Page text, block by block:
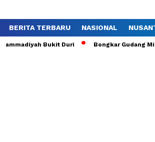
BERITA TERBARU NASIONAL
Bukit Duri Bongkar Gudang